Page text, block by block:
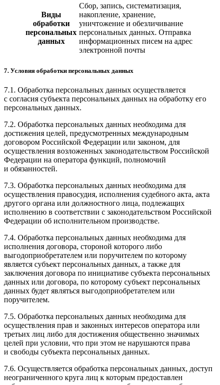
Виды
обработки
персональных
данных
Сбор, запись, систематизация,
накопление, хранение,
уничтожение и обезличивание
персональных данных. Отправка
информационных писем на адрес
электронной почты
7. Условия обработки персональных данных
7.1. Обработка персональных данных осуществляется
с согласия субъекта персональных данных на обработку его
персональных данных.
7.2. Обработка персональных данных необходима для
достижения целей, предусмотренных международным
договором Российской Федерации или законом, для
осуществления возложенных законодательством Российской
Федерации на оператора функций, полномочий
и обязанностей.
7.3. Обработка персональных данных необходима для
осуществления правосудия, исполнения судебного акта, акта
другого органа или должностного лица, подлежащих
исполнению в соответствии с законодательством Российской
Федерации об исполнительном производстве.
7.4. Обработка персональных данных необходима для
исполнения договора, стороной которого либо
выгодоприобретателем или поручителем по которому
является субъект персональных данных, а также для
заключения договора по инициативе субъекта персональных
данных или договора, по которому субъект персональных
данных будет являться выгодоприобретателем или
поручителем.
7.5. Обработка персональных данных необходима для
осуществления прав и законных интересов оператора или
третьих лиц либо для достижения общественно значимых
целей при условии, что при этом не нарушаются права
и свободы субъекта персональных данных.
7.6. Осуществляется обработка персональных данных, доступ
неограниченного круга лиц к которым предоставлен